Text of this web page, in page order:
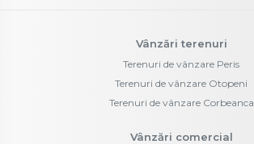
Vânzări terenuri
Terenuri de vânzare Peris
Terenuri de vânzare Otopeni
Terenuri de vânzare Corbeanca
Vânzări comercial